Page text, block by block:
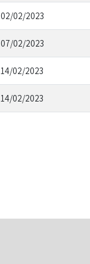
02/02/2023
07/02/2023
14/02/2023
14/02/2023